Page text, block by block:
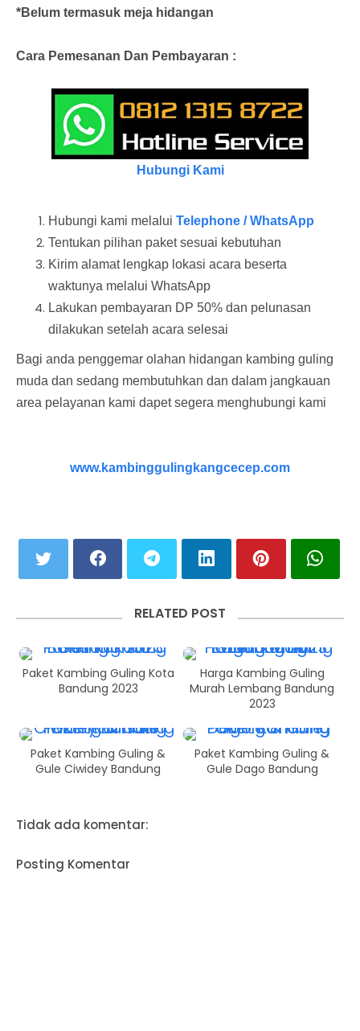
*Belum termasuk meja hidangan
Cara Pemesanan Dan Pembayaran :
Hubungi Kami
Hubungi kami melalui Telephone / WhatsApp
Tentukan pilihan paket sesuai kebutuhan
Kirim alamat lengkap lokasi acara beserta
waktunya melalui WhatsApp
Lakukan pembayaran DP 50% dan pelunasan
dilakukan setelah acara selesai
Bagi anda penggemar olahan hidangan kambing guling
muda dan sedang membutuhkan dan dalam jangkauan
area pelayanan kami dapet segera menghubungi kami
www.kambinggulingkangcecep.com
RELATED POST
Paket Kambing Guling Kota
Bandung 2023
Harga Kambing Guling
Murah Lembang Bandung
2023
Paket Kambing Guling &
Gule Ciwidey Bandung
Paket Kambing Guling &
Gule Dago Bandung
Tidak ada komentar:
Posting Komentar